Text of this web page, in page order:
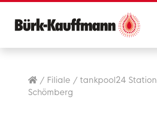
/ Filiale /tankpool24 Station
Schömberg